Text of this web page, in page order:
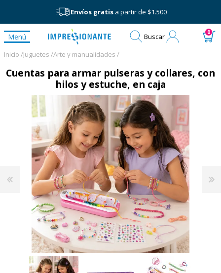
Envíos gratisa partir de $1.500
Menú Buscar 0
Inicio /Juguetes /Arte y manualidades /
Cuentas para armar pulseras y collares, con
hilos y estuche, en caja